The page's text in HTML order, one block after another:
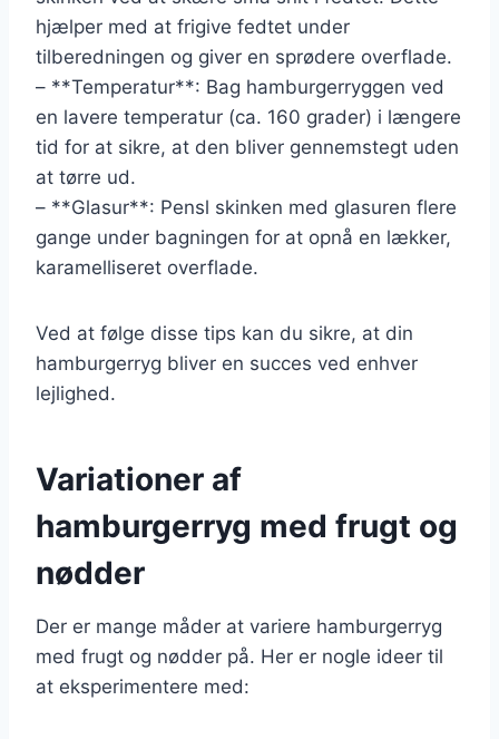
hjælper med at frigive fedtet under
tilberedningen og giver en sprødere overflade.
– **Temperatur**: Bag hamburgerryggen ved
en lavere temperatur (ca. 160 grader) i længere
tid for at sikre, at den bliver gennemstegt uden
at tørre ud.
– **Glasur**: Pensl skinken med glasuren flere
gange under bagningen for at opnå en lækker,
karamelliseret overflade.
Ved at følge disse tips kan du sikre, at din
hamburgerryg bliver en succes ved enhver
lejlighed.
Variationer af
hamburgerryg med frugt og
nødder
Der er mange måder at variere hamburgerryg
med frugt og nødder på. Her er nogle ideer til
at eksperimentere med: